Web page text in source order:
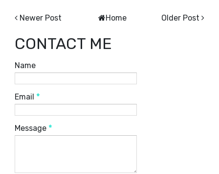
Newer Post Older Post
Home
CONTACT ME
Name
Email *
Message *